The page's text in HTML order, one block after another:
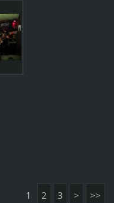
1 2 3 > >>